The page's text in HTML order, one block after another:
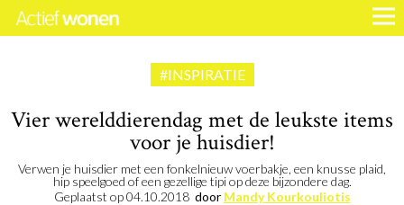
#INSPIRATIE
Vier werelddierendag met de leukste items
voor je huisdier!
Verwen je huisdier met een fonkelnieuw voerbakje, een knusse plaid,
hip speelgoed of een gezellige tipi op deze bijzondere dag.
Geplaatst op04.10.2018 door Mandy Kourkouliotis